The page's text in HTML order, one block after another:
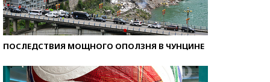
ПОСЛЕДСТВИЯ МОЩНОГО ОПОЛЗНЯ В ЧУНЦИНЕ